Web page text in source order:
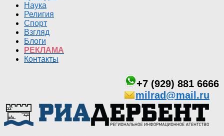
Наука
Религия
Спорт
Взгляд
Блоги
РЕКЛАМА
Контакты
+7 (929) 881 6666
milrad@mail.ru